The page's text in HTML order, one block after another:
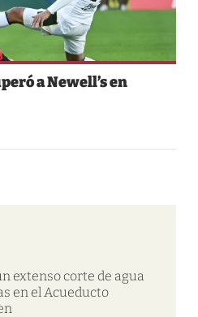
a Newell’s en
extenso corte de agua
en el Acueducto